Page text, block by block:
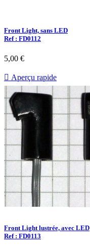
Front Light, sans LED
Ref : FD0112
5,00 €
 Aperçu rapide
Front Light lustrée, avec LED
Ref : FD0113